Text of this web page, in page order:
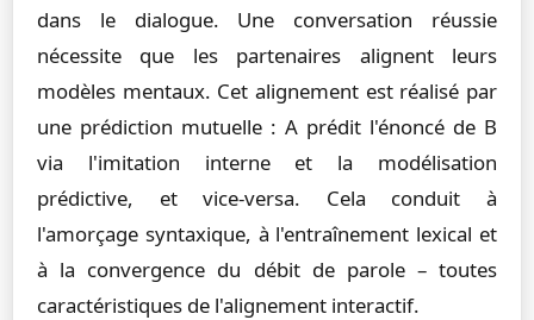
dans le dialogue. Une conversation réussie
nécessite que les partenaires alignent leurs
modèles mentaux. Cet alignement est réalisé par
une prédiction mutuelle : A prédit l'énoncé de B
via l'imitation interne et la modélisation
prédictive, et vice-versa. Cela conduit à
l'amorçage syntaxique, à l'entraînement lexical et
à la convergence du débit de parole – toutes
caractéristiques de l'alignement interactif.